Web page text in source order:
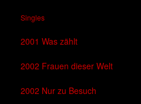
Singles
2001 Was zählt
2002 Frauen dieser Welt
2002 Nur zu Besuch